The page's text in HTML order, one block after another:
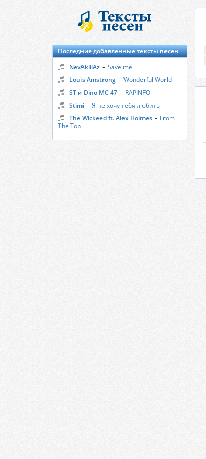
Последние добавленные тексты песен
NevAkillAz - Save me
Louis Amstrong - Wonderful World
ST и Dino MC 47 - RAPINFO
Stimi - Я не хочу тебя любить
The Wickeed ft. Alex Holmes - From
The Top